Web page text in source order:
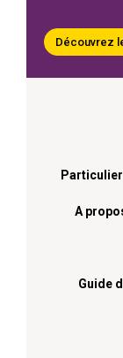
Découvrez
Menu
A
Guide